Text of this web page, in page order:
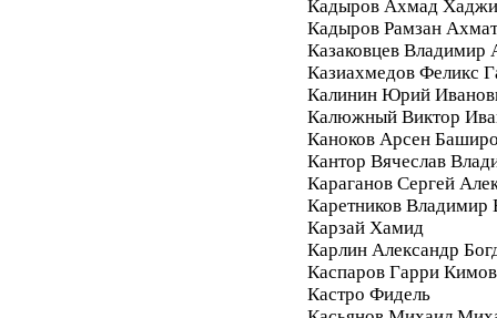
Кадыров Ахмад Хаджи
Кадыров Рамзан
Казаковцев Владимир
Казиахмедов Феликс
Калинин Юрий
Калюжный Виктор
Каноков Арсен
Кантор Вячеслав
Караганов Сергей
Каретников Владимир
Карзай Хамид
Карлин Александр
Каспаров Гарри
Кастро Фидель